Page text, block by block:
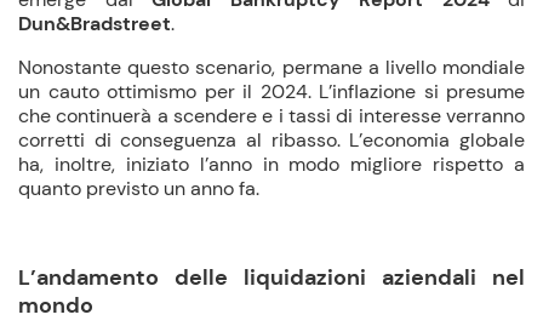
Dun&Bradstreet.
Nonostante questo scenario, permane a livello mondiale
un cauto ottimismo per il 2024. L’inflazione si presume
che continuerà a scendere e i tassi di interesse verranno
corretti di conseguenza al ribasso. L’economia globale
ha, inoltre, iniziato l’anno in modo migliore rispetto a
quanto previsto un anno fa.
L’andamento delle liquidazioni aziendali nel
mondo